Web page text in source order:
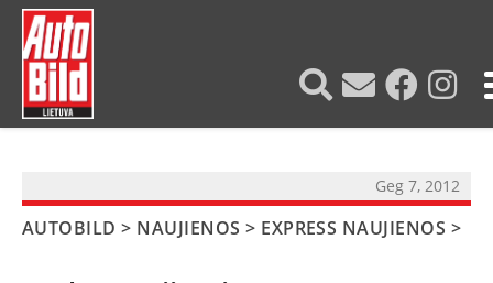
Geg 7, 2012
AUTOBILD > NAUJIENOS > EXPRESS NAUJIENOS >